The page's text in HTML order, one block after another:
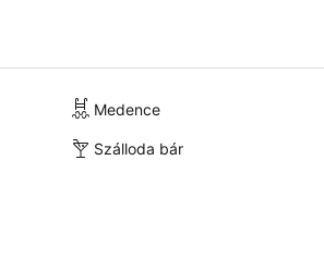
Medence
Szálloda bár